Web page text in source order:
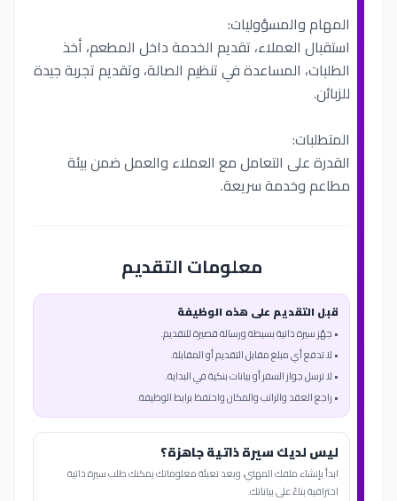
المهام والمسؤوليات:
استقبال العملاء، تقديم الخدمة داخل المطعم، أخذ
الطلبات، المساعدة في تنظيم الصالة، وتقديم تجربة جيدة
للزبائن.
المتطلبات:
القدرة على التعامل مع العملاء والعمل ضمن بيئة
مطاعم وخدمة سريعة.
معلومات التقديم
قبل التقديم على هذه الوظيفة
• جهّز سيرة ذاتية بسيطة ورسالة قصيرة للتقديم.
• لا تدفع أي مبلغ مقابل التقديم أو المقابلة.
• لا ترسل جواز السفر أو بيانات بنكية في البداية.
• راجع العقد والراتب والمكان واحتفظ برابط الوظيفة.
ليس لديك سيرة ذاتية جاهزة؟
ابدأ بإنشاء ملفك المهني، وبعد تعبئة معلوماتك يمكنك طلب سيرة ذاتية
احترافية بناءً على بياناتك.